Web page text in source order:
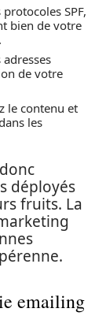
SPF,
bien de votre
de votre
le contenu et
les
déployés
fruits. La
emailing